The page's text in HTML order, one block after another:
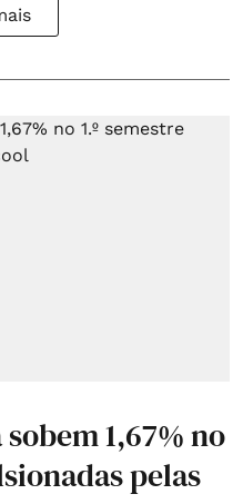
1,67% no
pelas